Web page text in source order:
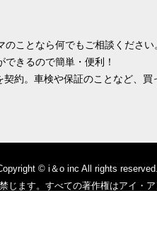
ことなら何でもご相談ください
きるので簡単・便利！
約。車検や保証のことなど、買
© i＆o inc All rights reserved.
じます。すべての著作権はアイ・